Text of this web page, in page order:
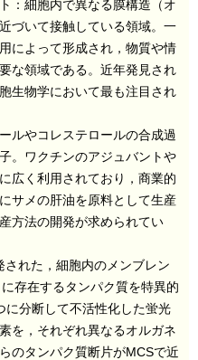
：細胞内で異なる膜構造（オ
づいて接触している領域。一
によって形成され，物質や情
な領域である。近年発見され
生物学において最も注目され
ルやコレステロールの合成過
。ワクチンのアジュバントや
広く利用されており，商業的
サメの肝油を原料として生産
方法の開発が求められてい
れた，細胞内のメンブレン
存在するタンパク質を特異的
に分断して不活性化した蛍光
を，それぞれ異なるオルガネ
のタンパク質断片がMCSで近